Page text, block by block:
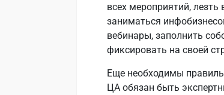
всех мероприятий,
заниматься
вебинары, заполнить
фиксировать на своей
Еще необходимы
ЦА обязан быть